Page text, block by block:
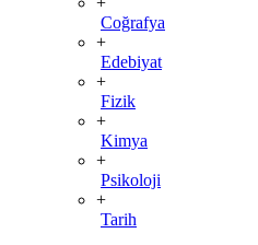
Coğrafya
+
Edebiyat
+
Fizik
+
Kimya
+
Psikoloji
+
Tarih